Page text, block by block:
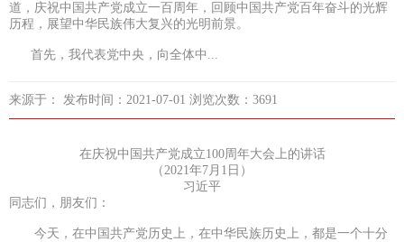
道，庆祝中国共产党成立一百周年，回顾中国共产党百年奋斗的光辉
历程，展望中华民族伟大复兴的光明前景。
首先，我代表党中央，向全体中...
来源于： 发布时间：2021-07-01 浏览次数：3691
在庆祝中国共产党成立100周年大会上的讲话
（2021年7月1日）
习近平
同志们，朋友们：
今天，在中国共产党历史上，在中华民族历史上，都是一个十分